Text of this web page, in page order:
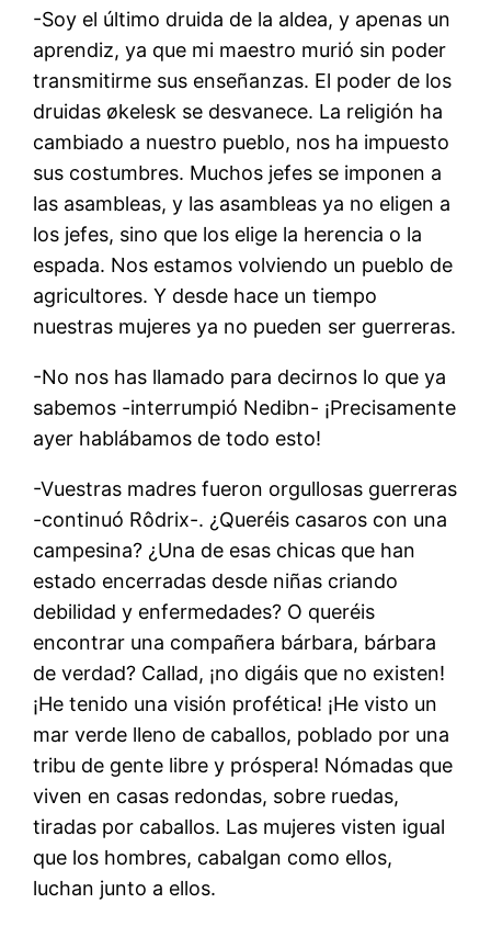
-Soy el último druida de la aldea, y apenas un
aprendiz, ya que mi maestro murió sin poder
transmitirme sus enseñanzas. El poder de los
druidas økelesk se desvanece. La religión ha
cambiado a nuestro pueblo, nos ha impuesto
sus costumbres. Muchos jefes se imponen a
las asambleas, y las asambleas ya no eligen a
los jefes, sino que los elige la herencia o la
espada. Nos estamos volviendo un pueblo de
agricultores. Y desde hace un tiempo
nuestras mujeres ya no pueden ser guerreras.
-No nos has llamado para decirnos lo que ya
sabemos -interrumpió Nedibn- ¡Precisamente
ayer hablábamos de todo esto!
-Vuestras madres fueron orgullosas guerreras
-continuó Rôdrix-. ¿Queréis casaros con una
campesina? ¿Una de esas chicas que han
estado encerradas desde niñas criando
debilidad y enfermedades? O queréis
encontrar una compañera bárbara, bárbara
de verdad? Callad, ¡no digáis que no existen!
¡He tenido una visión profética! ¡He visto un
mar verde lleno de caballos, poblado por una
tribu de gente libre y próspera! Nómadas que
viven en casas redondas, sobre ruedas,
tiradas por caballos. Las mujeres visten igual
que los hombres, cabalgan como ellos,
luchan junto a ellos.